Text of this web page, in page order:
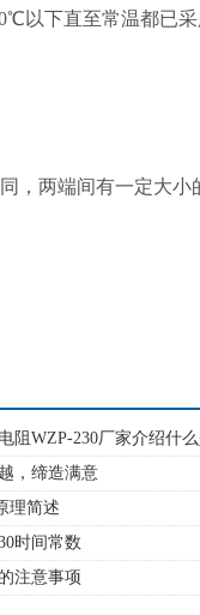
以下直至常温都已采
两端间有一定大小
阻WZP-230厂家介绍什
，缔造满意
理简述
时间常数
注意事项